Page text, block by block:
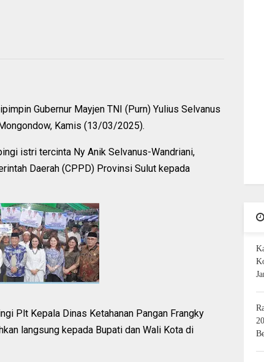
Gubernur Mayjen TNI (Purn) Yulius Selvanus
Kamis (13/03/2025).
istri tercinta Ny Anik Selvanus-Wandriani,
Daerah (CPPD) Provinsi Sulut kepada
Plt Kepala Dinas Ketahanan Pangan Frangky
langsung kepada Bupati dan Wali Kota di